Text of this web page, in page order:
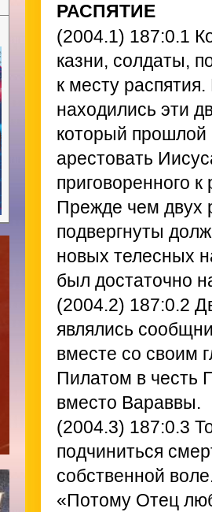
РАСПЯТИЕ
(2004.1) 187:0.1
казни, солдаты,
к месту
находились эти
который
арестовать
приговоренного
Прежде чем двух
подвергнуты
новых телесных
был достаточно
(2004.2) 187:0.2
являлись
вместе со своим
Пилатом в честь
вместо Вараввы.
(2004.3) 187:0.3
подчиниться
собственной
«Потому Отец